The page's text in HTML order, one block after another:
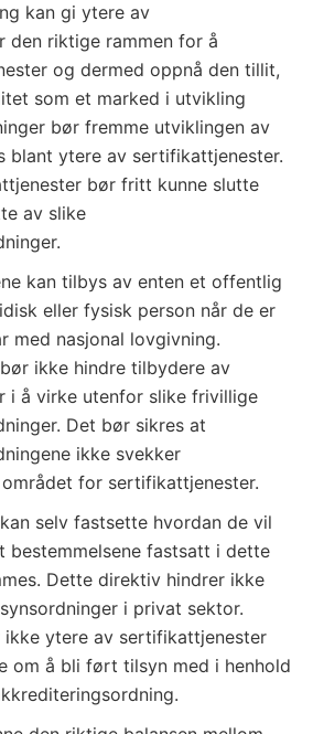
kan gi ytere av
den riktige rammen for å
og dermed oppnå den tillit,
som et marked i utvikling
bør fremme utviklingen av
blant ytere av sertifikattjenester.
bør fritt kunne slutte
av slike
kan tilbys av enten et offentlig
eller fysisk person når de er
med nasjonal lovgivning.
ikke hindre tilbydere av
i å virke utenfor slike frivillige
Det bør sikres at
ikke svekker
for sertifikattjenester.
selv fastsette hvordan de vil
bestemmelsene fastsatt i dette
Dette direktiv hindrer ikke
i privat sektor.
ytere av sertifikattjenester
om å bli ført tilsyn med i henhold